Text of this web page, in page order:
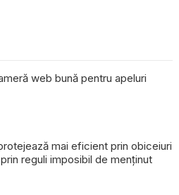
web bună pentru apeluri
mai eficient prin obiceiuri
reguli imposibil de menținut